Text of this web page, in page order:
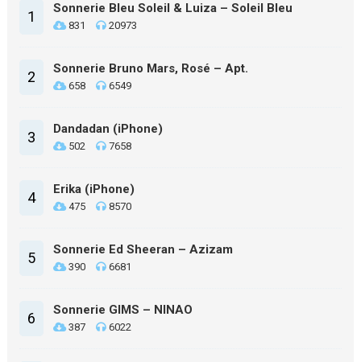
1 Sonnerie Bleu Soleil & Luiza – Soleil Bleu
831 20973
2 Sonnerie Bruno Mars, Rosé – Apt.
658 6549
3 Dandadan (iPhone)
502 7658
4 Erika (iPhone)
475 8570
5 Sonnerie Ed Sheeran – Azizam
390 6681
6 Sonnerie GIMS – NINAO
387 6022